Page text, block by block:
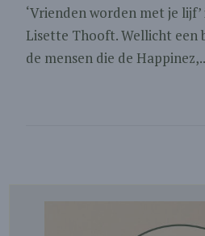
‘Vrienden worden met je
Lisette Thooft. Wellicht een
de mensen die de